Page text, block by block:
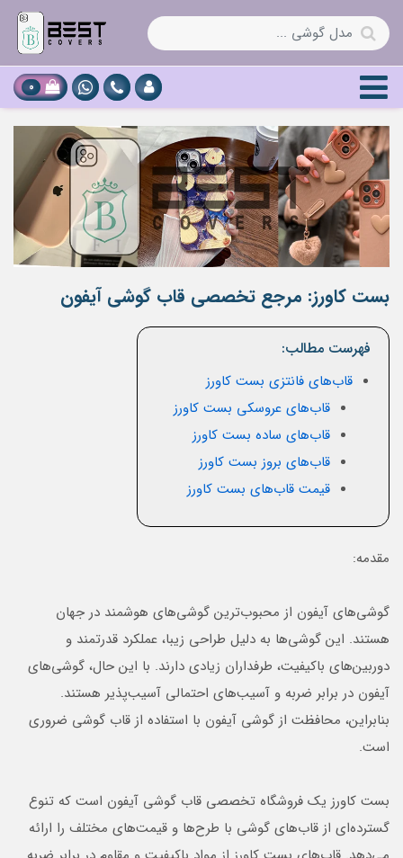
0
بست کاورز: مرجع تخصصی قاب گوشی آیفون
فهرست مطالب:
قاب‌های فانتزی بست کاورز
قاب‌های عروسکی بست کاورز
قاب‌های ساده بست کاورز
قاب‌های بروز بست کاورز
قیمت قاب‌های بست کاورز
مقدمه:
گوشی‌های آیفون از محبوب‌ترین گوشی‌های هوشمند در جهان
هستند. این گوشی‌ها به دلیل طراحی زیبا، عملکرد قدرتمند و
دوربین‌های باکیفیت، طرفداران زیادی دارند. با این حال، گوشی‌های
آیفون در برابر ضربه و آسیب‌های احتمالی آسیب‌پذیر هستند.
بنابراین، محافظت از گوشی آیفون با استفاده از قاب گوشی ضروری
است.
بست کاورز یک فروشگاه تخصصی قاب گوشی آیفون است که تنوع
گسترده‌ای از قاب‌های گوشی با طرح‌ها و قیمت‌های مختلف را ارائه